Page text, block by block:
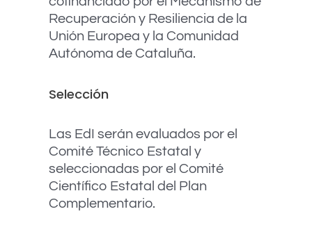
Recuperación y Resiliencia de la
Unión Europea y la Comunidad
Autónoma de Cataluña.
Selección
Las EdI serán evaluados por el
Comité Técnico Estatal y
seleccionadas por el Comité
Científico Estatal del Plan
Complementario.